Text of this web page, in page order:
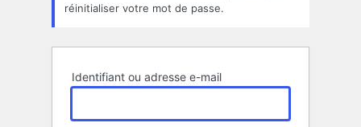
réinitialiser votre mot de passe.
Identifiant ou adresse e-mail